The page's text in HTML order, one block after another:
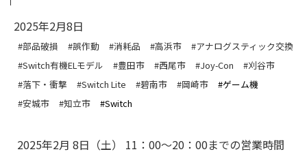
2025年2月8日
#部品破損 #誤作動 #消耗品 #高浜市
#アナログスティック交換
#Switch有機ELモデル
#豊田市 #西尾市 #Joy-Con
#刈谷市
#落下・衝撃
#Switch Lite #碧南市 #岡崎市
#ゲーム機
#安城市
#知立市 #Switch
2025年2月 8日（土） 11：00～20：00までの営業時間